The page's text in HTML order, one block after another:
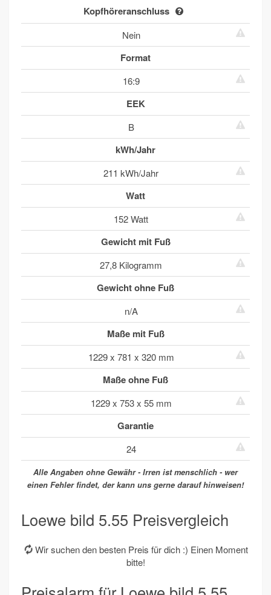
Kopfhöreranschluss
Nein
Format
16:9
EEK
B
kWh/Jahr
211 kWh/Jahr
Watt
152 Watt
Gewicht mit Fuß
27,8 Kilogramm
Gewicht ohne Fuß
n/A
Maße mit Fuß
1229 x 781 x 320 mm
Maße ohne Fuß
1229 x 753 x 55 mm
Garantie
24
Alle Angaben ohne Gewähr - Irren ist menschlich - wer
einen Fehler findet, der kann uns gerne darauf hinweisen!
Loewe bild 5.55 Preisvergleich
Wir suchen den besten Preis für dich :) Einen Moment
bitte!